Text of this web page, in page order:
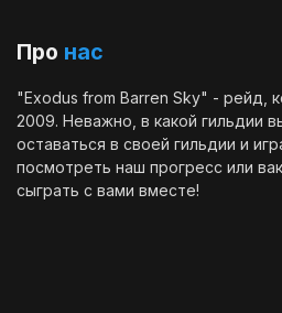
Про нас
"Exodus from Barren Sky" - рейд,
2009. Неважно, в какой гильдии
оставаться в своей гильдии и
посмотреть наш прогресс или
сыграть с вами вместе!